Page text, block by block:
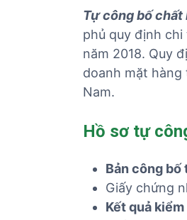
Tự công bố chất
phủ quy định
năm 2018. Quy
doanh mặt hàng
Nam.
Hồ sơ tự
Bản công
Giấy chứng
Kết quả